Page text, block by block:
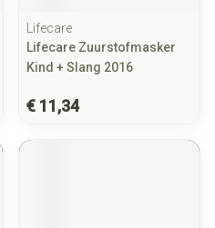
Lifecare
Lifecare Zuurstofmasker
Kind + Slang 2016
€ 11,34